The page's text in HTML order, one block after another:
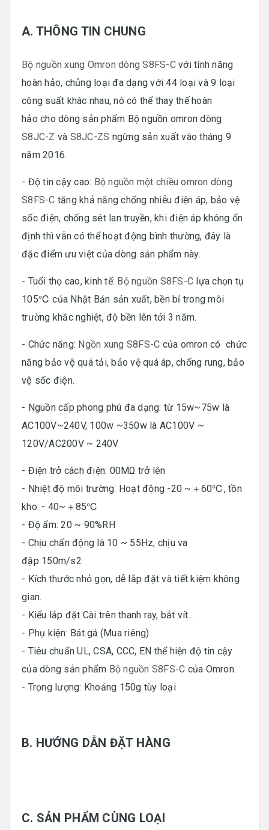
A. THÔNG TIN CHUNG
Bộ nguồn xung Omron dòng S8FS-Cvới tính năng
hoàn hảo, chủng loại đa dạng với 44 loại và 9 loại
công suất khác nhau, nó có thể thay thế hoàn
hảo cho dòng sản phẩm Bộ nguồn omron dòng
S8JC-Z và S8JC-ZS ngừng sản xuất vào tháng 9
năm 2016.
- Độ tin cậy cao: Bộ nguồn một chiều omron dòng
S8FS-C tăng khả năng chống nhiễu điện áp, bảo vệ
sốc điện, chống sét lan truyền, khi điện áp không ổn
định thì vẫn có thể hoạt động bình thường, đây là
đặc điểm ưu việt của dòng sản phẩm này.
- Tuổi thọ cao, kinh tế: Bộ nguồn S8FS-C lựa chọn tụ
105℃ của Nhật Bản sản xuất, bền bỉ trong môi
trường khắc nghiệt, độ bền lên tới 3 năm.
- Chức năng: Ngồn xung S8FS-C của omron có chức
năng bảo vệ quá tải, bảo vệ quá áp, chống rung, bảo
vệ sốc điện.
- Nguồn cấp phong phú đa dạng: từ 15w~75w là
AC100V~240V, 100w ~350w là AC100V ~
120V/AC200V ~ 240V
- Điện trở cách điện: 00MΩ trở lên
- Nhiệt độ môi trường: Hoạt động -20 ~＋60℃, tồn
kho: - 40~＋85℃
- Độ ẩm: 20 ~ 90%RH
- Chịu chấn động là 10 ~ 55Hz, chịu va
đập 150m/s2
- Kích thước nhỏ gọn, dễ lắp đặt và tiết kiệm không
gian.
- Kiểu lắp đặt Cài trên thanh ray, bắt vít...
- Phụ kiện: Bát gá (Mua riêng)
- Tiêu chuẩn UL, CSA, CCC, EN thể hiện độ tin cậy
của dòng sản phẩm Bộ nguồn S8FS-C của Omron.
- Trọng lượng: Khoảng 150g tùy loại
B. HƯỚNG DẪN ĐẶT HÀNG
C. SẢN PHẨM CÙNG LOẠI